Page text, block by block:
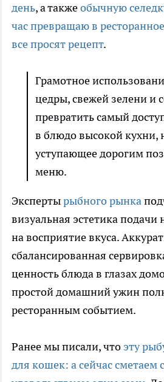
день, а такжеобычную
час превращаю в
все просят рецепт.
Грамотное
цедры, свежей зелени и
превратить самый
в блюдо высокой кухни,
уступающее дорогим
меню.
Экспертырыбного рынка
визуальная эстетика
на восприятие вкуса.
сбалансированная
ценность блюда в глазах
простой домашний ужин
ресторанным событием.
Ранее мы писали, что эту
для кошек: а сейчас сметаем